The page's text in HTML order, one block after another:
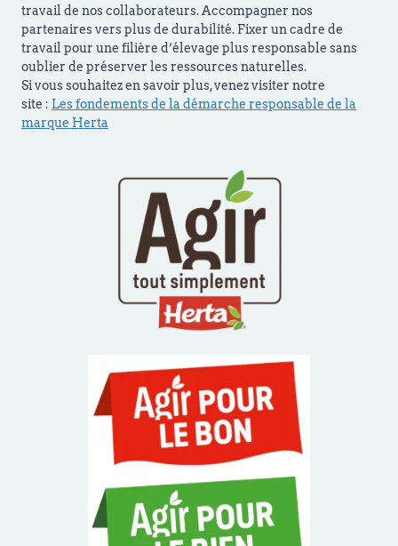
travail de nos collaborateurs. Accompagner nos
partenaires vers plus de durabilité. Fixer un cadre de
travail pour une filière d’élevage plus responsable sans
oublier de préserver les ressources naturelles.
Si vous souhaitez en savoir plus, venez visiter notre
site : Les fondements de la démarche responsable de la
marque Herta